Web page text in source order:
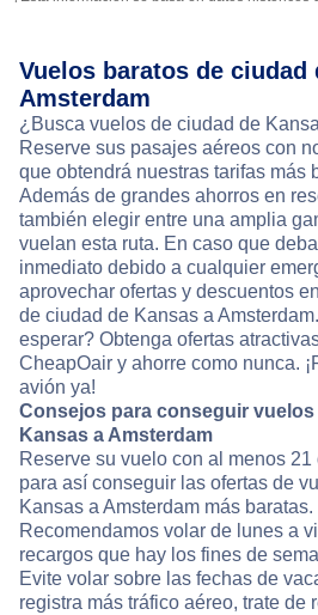
Vuelos baratos de ciudad
Amsterdam
¿Busca vuelos de ciudad de
Reserve sus pasajes aéreos con
que obtendrá nuestras tarifas más
Además de grandes ahorros en
también elegir entre una amplia
vuelan esta ruta. En caso que
inmediato debido a cualquier
aprovechar ofertas y descuentos
de ciudad de Kansas a
esperar? Obtenga ofertas
CheapOair y ahorre como nunca.
avión ya!
Consejos para conseguir
Kansas a Amsterdam
Reserve su vuelo con al menos
para así conseguir las ofertas de
Kansas a Amsterdam más baratas.
Recomendamos volar de lunes a
recargos que hay los fines de
Evite volar sobre las fechas de
registra más tráfico aéreo, trate de